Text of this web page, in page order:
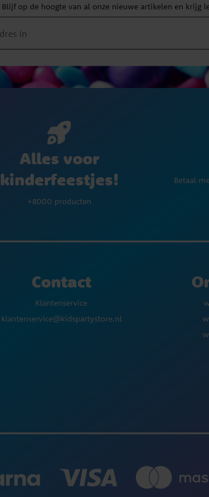
Blijf op de hoogte van al onze nieuwe artikelen en krijg
Alles voor
kinderfeestjes!
+8000 producten
Betaal
Contact
Klantenservice
klantenservice@kidspartystore.nl